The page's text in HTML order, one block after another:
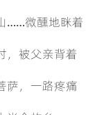
微醺地眯着
被父亲背着
，一路疼痛